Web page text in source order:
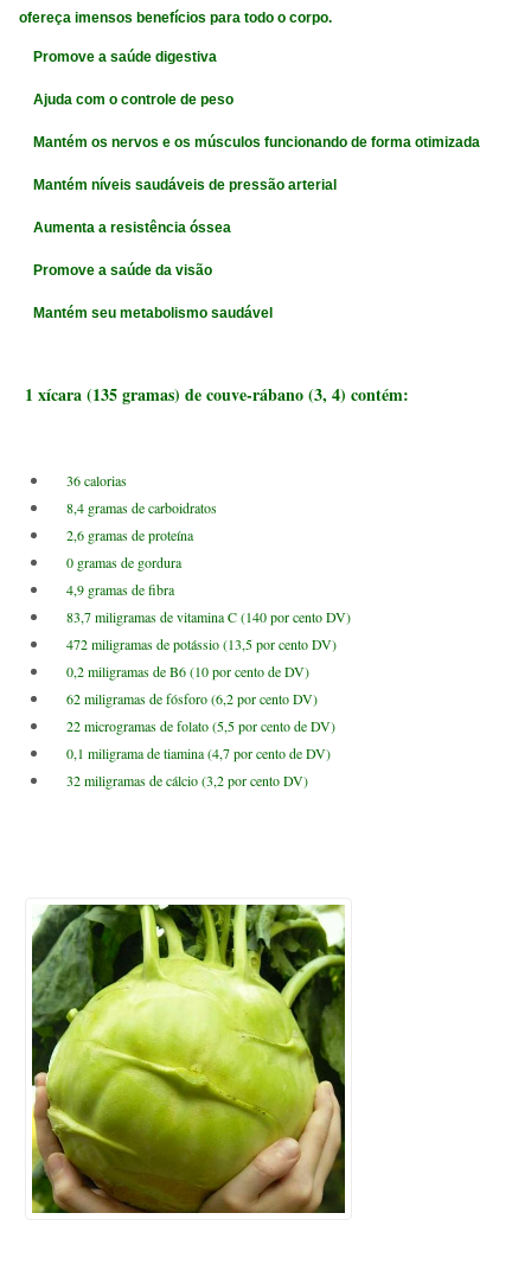
ofereça imensos benefícios para todo o corpo.
Promove a saúde digestiva
Ajuda com o controle de peso
Mantém os nervos e os músculos funcionando de forma otimizada
Mantém níveis saudáveis ​​de pressão arterial
Aumenta a resistência óssea
Promove a saúde da visão
Mantém seu metabolismo saudável
1 xícara (135 gramas) de couve-rábano (3, 4) contém:
36 calorias
8,4 gramas de carboidratos
2,6 gramas de proteína
0 gramas de gordura
4,9 gramas de fibra
83,7 miligramas de vitamina C (140 por cento DV)
472 miligramas de potássio (13,5 por cento DV)
0,2 miligramas de B6 (10 por cento de DV)
62 miligramas de fósforo (6,2 por cento DV)
22 microgramas de folato (5,5 por cento de DV)
0,1 miligrama de tiamina (4,7 por cento de DV)
32 miligramas de cálcio (3,2 por cento DV)